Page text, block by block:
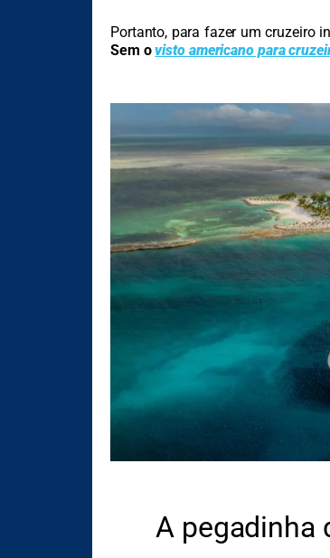
Portanto, para fazer um cruzeiro
Sem ovisto americano para
A pegadinha